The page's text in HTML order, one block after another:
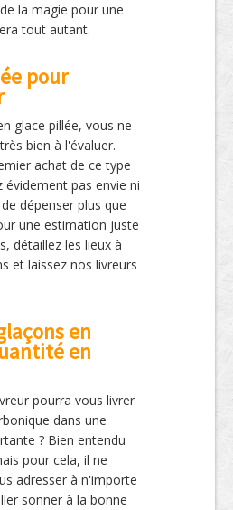
la magie pour une
tout autant.
pour
glace pillée, vous ne
bien à l'évaluer.
achat de ce type
évidement pas envie ni
dépenser plus que
une estimation juste
détaillez les lieux à
et laissez nos livreurs
en
en
pourra vous livrer
dans une
? Bien entendu
pour cela, il ne
adresser à n'importe
sonner à la bonne